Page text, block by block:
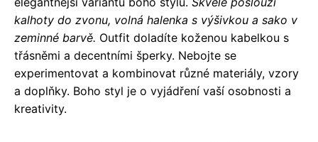
kalhoty do zvonu, volná halenka s výšivkou a sako v
zeminné barvě. Outfit doladíte koženou kabelkou s
třásněmi a decentními šperky. Nebojte se
experimentovat a kombinovat různé materiály, vzory
a doplňky. Boho styl je o vyjádření vaší osobnosti a
kreativity.